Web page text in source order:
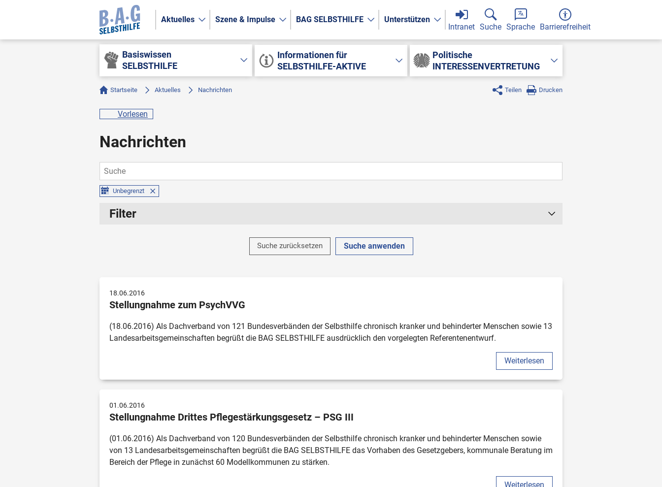
Aktuelles Szene & Impulse BAG SELBSTHILFE Unterstützen
Intranet Suche Sprache Barrierefreiheit
Basiswissen
SELBSTHILFE
Informationen für
SELBSTHILFE-AKTIVE
Politische
INTERESSENVERTRETUNG
Startseite Aktuelles Nachrichten Teilen Drucken
Vorlesen
Nachrichten
Unbegrenzt
Filter
2024
2023
Älter
Unbegrenzt
Kategorie
Veröffentlichungen
Projekte
Sonstiges
Thema
Selbsthilfe-Förderung
Projekte
Sonstiges
Suche zurücksetzen
18.06.2016
Stellungnahme zum PsychVVG
(18.06.2016) Als Dachverband von 121 Bundesverbänden der Selbsthilfe chronisch kranker und behinderter Menschen sowie 13
Landesarbeitsgemeinschaften begrüßt die BAG SELBSTHILFE ausdrücklich den vorgelegten Referentenentwurf.
Weiterlesen
01.06.2016
Stellungnahme Drittes Pflegestärkungsgesetz – PSG III
(01.06.2016) Als Dachverband von 120 Bundesverbänden der Selbsthilfe chronisch kranker und behinderter Menschen sowie
von 13 Landesarbeitsgemeinschaften begrüßt die BAG SELBSTHILFE das Vorhaben des Gesetzgebers, kommunale Beratung im
Bereich der Pflege in zunächst 60 Modellkommunen zu stärken.
Weiterlesen